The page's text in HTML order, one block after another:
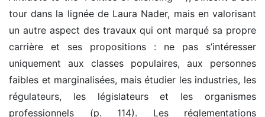
tour dans la lignée de Laura Nader, mais en valorisant
un autre aspect des travaux qui ont marqué sa propre
carrière et ses propositions : ne pas s’intéresser
uniquement aux classes populaires, aux personnes
faibles et marginalisées, mais étudier les industries, les
régulateurs, les législateurs et les organismes
professionnels (p. 114). Les réglementations